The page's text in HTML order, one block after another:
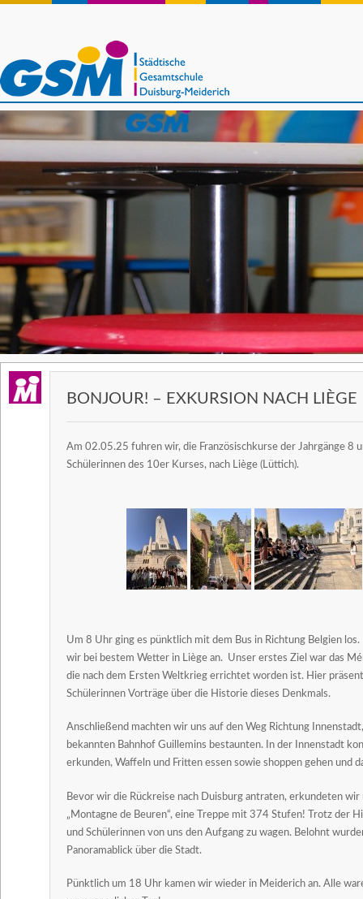
BONJOUR! – EXKURSION NACH LIÈGE
Am 02.05.25 fuhren wir, die Französischkurse der Jahrgänge 8
Schülerinnen des 10er Kurses, nach Liège (Lüttich).
Um 8 Uhr ging es pünktlich mit dem Bus in Richtung Belgien
wir bei bestem Wetter in Liège an. Unser erstes Ziel war das
die nach dem Ersten Weltkrieg errichtet worden ist. Hier
Schülerinnen Vorträge über die Historie dieses Denkmals.
Anschließend machten wir uns auf den Weg Richtung
bekannten Bahnhof Guillemins bestaunten. In der Innenstadt
erkunden, Waffeln und Fritten essen sowie shoppen gehen und
Bevor wir die Rückreise nach Duisburg antraten, erkundeten
„Montagne de Beuren“, eine Treppe mit 374 Stufen! Trotz der
und Schülerinnen von uns den Aufgang zu wagen. Belohnt
Panoramablick über die Stadt.
Pünktlich um 18 Uhr kamen wir wieder in Meiderich an. Alle